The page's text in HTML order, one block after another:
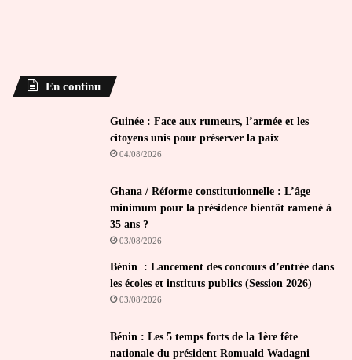
En continu
Guinée : Face aux rumeurs, l’armée et les
citoyens unis pour préserver la paix
04/08/2026
Ghana / Réforme constitutionnelle : L’âge
minimum pour la présidence bientôt ramené à
35 ans ?
03/08/2026
Bénin : Lancement des concours d’entrée dans
les écoles et instituts publics (Session 2026)
03/08/2026
Bénin : Les 5 temps forts de la 1ère fête
nationale du président Romuald Wadagni